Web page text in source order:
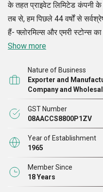
के तहत प्राइवेट लिमिटेड कंपनी के
तब से, हम पिछले 44 वर्षों से
हैं- फ्लोरमिल्स और एमरी स्टोन्स का
Show more
Nature of Business
Exporter and
Company and
GST Number
08AACCS8800P1ZV
Year of Establishment
1965
Member Since
18 Years